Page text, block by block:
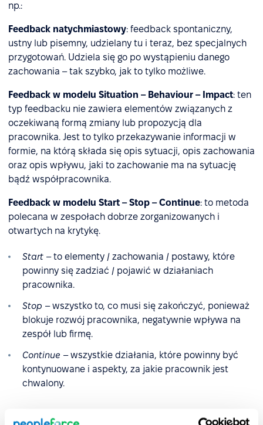
np.:
Feedback natychmiastowy: feedback spontaniczny,
ustny lub pisemny, udzielany tu i teraz, bez specjalnych
przygotowań. Udziela się go po wystąpieniu danego
zachowania – tak szybko, jak to tylko możliwe.
Feedback w modelu Situation – Behaviour – Impact: ten
typ feedbacku nie zawiera elementów związanych z
oczekiwaną formą zmiany lub propozycją dla
pracownika. Jest to tylko przekazywanie informacji w
formie, na którą składa się opis sytuacji, opis zachowania
oraz opis wpływu, jaki to zachowanie ma na sytuację
bądź współpracownika.
Feedback w modelu Start – Stop – Continue: to metoda
polecana w zespołach dobrze zorganizowanych i
otwartych na krytykę.
Start – to elementy / zachowania / postawy, które
powinny się zadziać / pojawić w działaniach
pracownika.
Stop – wszystko to, co musi się zakończyć, ponieważ
blokuje rozwój pracownika, negatywnie wpływa na
zespół lub firmę.
Continue – wszystkie działania, które powinny być
kontynuowane i aspekty, za jakie pracownik jest
chwalony.
Feedback w modelu COIN